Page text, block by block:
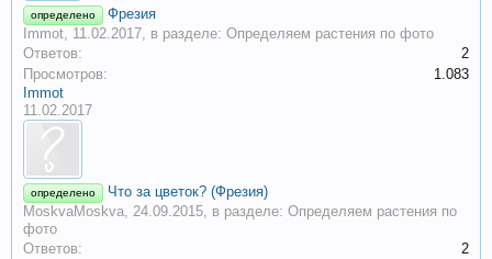
определено
Фрезия
Immot 11.02.2017 , в разделе: Определяем растения по фото
Ответов:
2
Просмотров:
1.083
Immot
11.02.2017
определено
Что за цветок? (Фрезия)
MoskvaMoskva 24.09.2015 , в разделе: Определяем растения по
фото
Ответов:
2